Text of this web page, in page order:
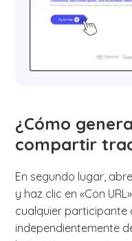
¿Cómo
compartir
En segundo lugar,
y haz clic en «Con
cualquier participante
independientemente